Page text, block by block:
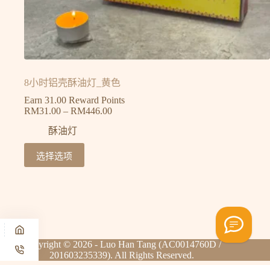
8小时铝壳酥油灯_黄色
Earn 31.00 Reward Points
RM31.00 – RM446.00
酥油灯
选择选项
Copyright © 2026 - Luo Han Tang (AC0014760D /
201603235339). All Rights Reserved.